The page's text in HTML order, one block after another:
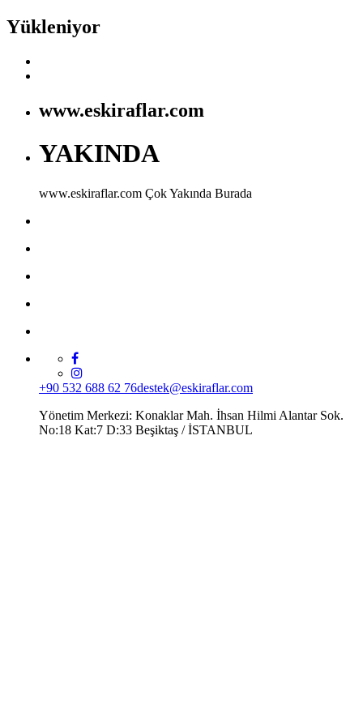
Yükleniyor
www.eskiraflar.com
YAKINDA
www.eskiraflar.com Çok Yakında Burada
+90 532 688 62 76destek@eskiraflar.com
Yönetim Merkezi: Konaklar Mah. İhsan Hilmi Alantar Sok.
No:18 Kat:7 D:33 Beşiktaş / İSTANBUL